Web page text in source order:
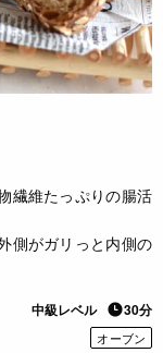
繊維たっぷりの腸活
側がガリっと内側の
中級レベル 30分
オーブン